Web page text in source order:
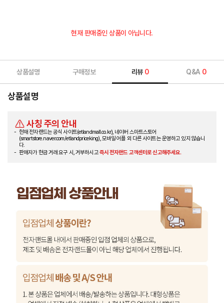
현재 판매중인 상품이 아닙니다.
상품설명 구매정보 리뷰 0 Q&A 0
상품설명
사칭 주의 안내
현재 전자랜드는 공식 사이트(etlandmall.co.kr), 네이버 스마트스토어
(smartstore.naver.com/etlandpriceking), 모바일 어플 외 다른 사이트는 운영하고 있지 않습니
다.
판매자가 현금 거래 요구 시, 거부하시고즉시 전자랜드 고객센터로 신고해주세요.